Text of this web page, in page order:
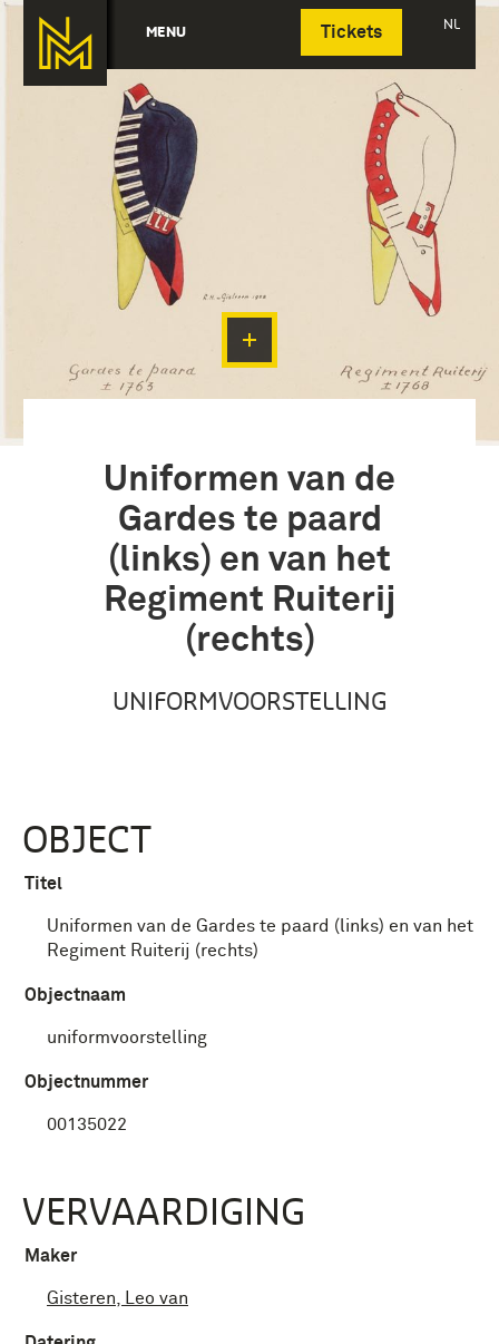
MENU Tickets NL
Deutsch
Uniformen van de
Gardes te paard
(links) en van het
Regiment Ruiterij
(rechts)
UNIFORMVOORSTELLING
OBJECT
Titel
Uniformen van de Gardes te paard (links) en van het
Regiment Ruiterij (rechts)
Objectnaam
uniformvoorstelling
Objectnummer
00135022
VERVAARDIGING
Maker
Gisteren, Leo van